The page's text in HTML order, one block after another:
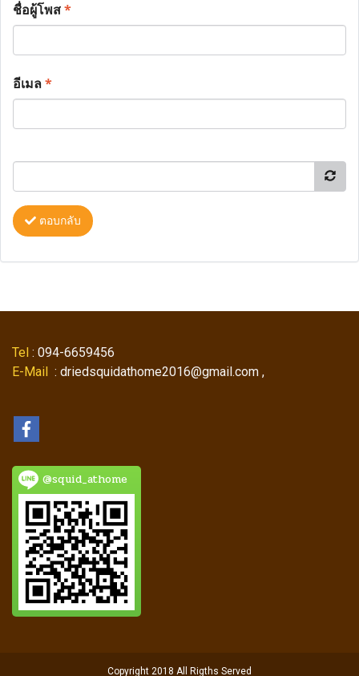
ชื่อผู้โพส*
อีเมล*
ตอบกลับ
Tel : 094-6659456
E-Mail : driedsquidathome2016@gmail.com ,
@squid_athome
Copyright 2018 All Rigths Served